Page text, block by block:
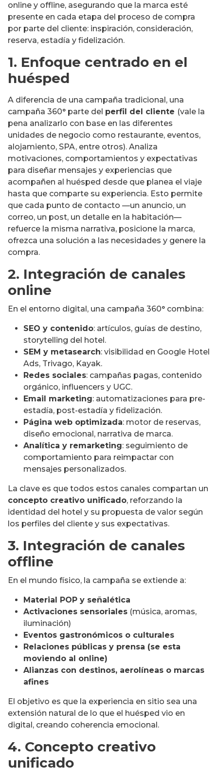
online y offline, asegurando que la marca esté
presente en cada etapa del proceso de compra
por parte del cliente: inspiración, consideración,
reserva, estadía y fidelización.
1. Enfoque centrado en el
huésped
A diferencia de una campaña tradicional, una
campaña 360° parte del perfil del cliente (vale la
pena analizarlo con base en las diferentes
unidades de negocio como restaurante, eventos,
alojamiento, SPA, entre otros). Analiza
motivaciones, comportamientos y expectativas
para diseñar mensajes y experiencias que
acompañen al huésped desde que planea el viaje
hasta que comparte su experiencia. Esto permite
que cada punto de contacto —un anuncio, un
correo, un post, un detalle en la habitación—
refuerce la misma narrativa, posicione la marca,
ofrezca una solución a las necesidades y genere la
compra.
2. Integración de canales
online
En el entorno digital, una campaña 360° combina:
SEO y contenido: artículos, guías de destino,
storytelling del hotel.
SEM y metasearch: visibilidad en Google Hotel
Ads, Trivago, Kayak.
Redes sociales: campañas pagas, contenido
orgánico, influencers y UGC.
Email marketing: automatizaciones para pre-
estadía, post-estadía y fidelización.
Página web optimizada: motor de reservas,
diseño emocional, narrativa de marca.
Analítica y remarketing: seguimiento de
comportamiento para reimpactar con
mensajes personalizados.
La clave es que todos estos canales compartan un
concepto creativo unificado, reforzando la
identidad del hotel y su propuesta de valor según
los perfiles del cliente y sus expectativas.
3. Integración de canales
offline
En el mundo físico, la campaña se extiende a:
Material POP y señalética
Activaciones sensoriales (música, aromas,
iluminación)
Eventos gastronómicos o culturales
Relaciones públicas y prensa (se esta
moviendo al online)
Alianzas con destinos, aerolíneas o marcas
afines
El objetivo es que la experiencia en sitio sea una
extensión natural de lo que el huésped vio en
digital, creando coherencia emocional.
4. Concepto creativo
unificado